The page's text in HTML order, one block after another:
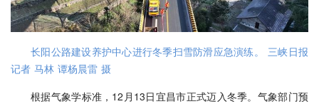
长阳公路建设养护中心进行冬季扫雪防滑应急演练。 三峡日报
记者 马林 谭杨晨雷 摄
根据气象学标准，12月13日宜昌市正式迈入冬季。气象部门预